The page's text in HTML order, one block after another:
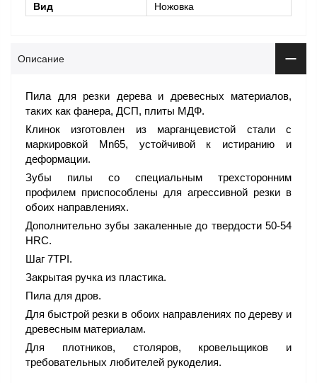
Вид
Ножовка
Описание
Пила для резки дерева и древесных материалов,
таких как фанера, ДСП, плиты МДФ.
Клинок изготовлен из марганцевистой стали с
маркировкой Mn65, устойчивой к истиранию и
деформации.
Зубы пилы со специальным трехсторонним
профилем приспособлены для агрессивной резки в
обоих направлениях.
Дополнительно зубы закаленные до твердости 50-54
HRC.
Шаг 7TPI.
Закрытая ручка из пластика.
Пила для дров.
Для быстрой резки в обоих направлениях по дереву и
древесным материалам.
Для плотников, столяров, кровельщиков и
требовательных любителей рукоделия.